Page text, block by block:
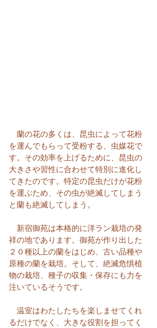
蘭の花の多くは、昆虫によって花粉
を運んでもらって受粉する、虫媒花で
す。その効率を上げるために、昆虫の
大きさや習性に合わせて特別に進化し
てきたのです。特定の昆虫だけが花粉
を運ぶため、その虫が絶滅してしまう
と蘭も絶滅してしまう。
新宿御苑は本格的に洋ラン栽培の発
祥の地であります。御苑が作り出した
２０種以上の蘭をはじめ、古い品種や
原種の蘭を栽培。そして、絶滅危惧植
物の栽培、種子の収集・保存にも力を
注いているそうです。
温室はわたしたちを楽しませてくれ
るだけでなく、大きな役割を担ってく